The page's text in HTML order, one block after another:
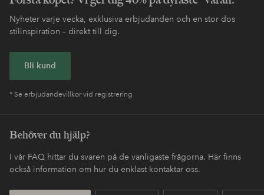
Nyheter varje vecka, exklusiva erbjudanden och en stor dos
stilinspiration – direkt till dig.
Bli kund
* Se erbjudandevillkor vid registrering
Behöver du hjälp?
I vår FAQ hittar du svaren på de vanligaste frågorna. Här finns
också information om hur du enklast kontaktar oss.